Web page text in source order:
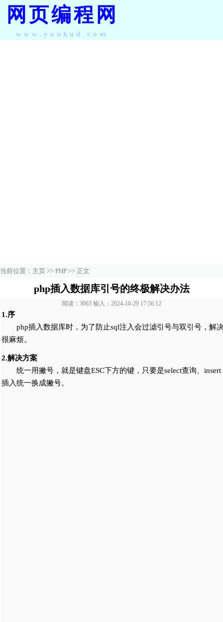
网页编程网
www.youkud.com
当前位置： 主页 >> PHP >> 正文
php插入数据库引号的终极解决办法
阅读：3063 输入：2024-10-29 17:56:12
1.序
php插入数据库时，为了防止sql注入会过滤引号与双引号，解
很麻烦。
2.解决方案
统一用撇号，就是键盘ESC下方的键，只要是select查询、insert
插入统一换成撇号。